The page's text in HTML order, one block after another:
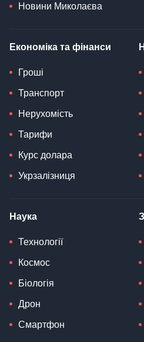
Новини Миколаєва
Економіка та фінанси
Гроші
Транспорт
Нерухомість
Тарифи
Курс долара
Укрзалізниця
Наука
Технології
Космос
Біологія
Дрон
Смартфон